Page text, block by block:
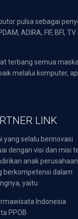
pulsa sebagai
ADIRA, FIF,
terbang semua
melalui komputer,
LINK
yang selalu berinovasi
dengan visi dan misi
anak perusahaan
berkompetensi dalam
yaitu :
Indonesia
PPOB